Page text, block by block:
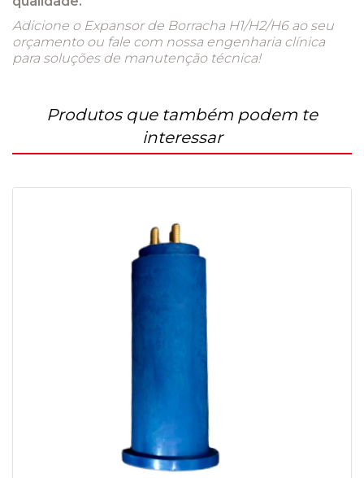
Adicione o Expansor de Borracha H1/H2/H6 ao seu
orçamento ou fale com nossa engenharia clínica
para soluções de manutenção técnica!
Produtos que também podem te
interessar